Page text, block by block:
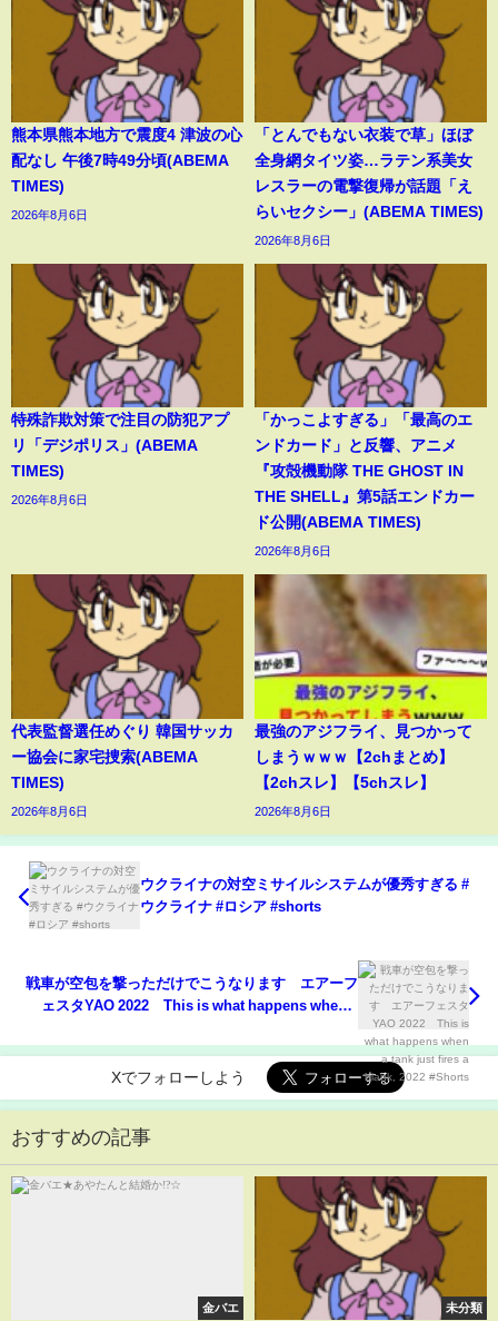
熊本県熊本地方で震度4 津波の心
配なし 午後7時49分頃(ABEMA
TIMES)
2026年8月6日
「とんでもない衣装で草」ほぼ
全身網タイツ姿…ラテン系美女
レスラーの電撃復帰が話題「え
らいセクシー」(ABEMA TIMES)
2026年8月6日
特殊詐欺対策で注目の防犯アプ
リ「デジポリス」(ABEMA
TIMES)
2026年8月6日
「かっこよすぎる」「最高のエ
ンドカード」と反響、アニメ
『攻殻機動隊 THE GHOST IN
THE SHELL』第5話エンドカー
ド公開(ABEMA TIMES)
2026年8月6日
代表監督選任めぐり 韓国サッカ
ー協会に家宅捜索(ABEMA
TIMES)
2026年8月6日
最強のアジフライ、見つかって
しまうｗｗｗ【2chまとめ】
【2chスレ】【5chスレ】
2026年8月6日
ウクライナの対空ミサイルシステムが優秀すぎる #
ウクライナ #ロシア #shorts
戦車が空包を撃っただけでこうなります エアーフ
ェスタYAO 2022 This is what happens when a
Xでフォローしよう
おすすめの記事
金バエ 未分類